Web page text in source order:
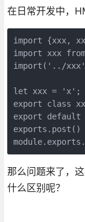
在日常开发中，
import {xxx,
import xxx
import('../
let xxx = 'x';
export class
export
exports.post()
那么问题来了，
什么区别呢？